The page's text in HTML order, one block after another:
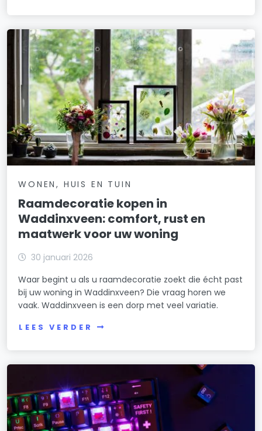
WONEN, HUIS EN TUIN
Raamdecoratie kopen in
Waddinxveen: comfort, rust en
maatwerk voor uw woning
30 januari 2026
Waar begint u als u raamdecoratie zoekt die écht past
bij uw woning in Waddinxveen? Die vraag horen we
vaak. Waddinxveen is een dorp met veel variatie.
LEES VERDER